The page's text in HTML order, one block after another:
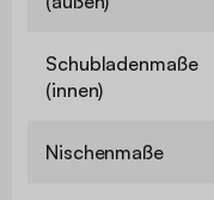
Schubladenmaße
(innen)
Nischenmaße